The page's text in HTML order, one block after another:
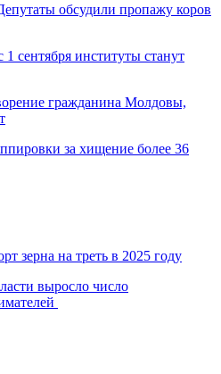
обсудили пропажу коров
сентября институты станут
гражданина Молдовы,
за хищение более 36
зерна на треть в 2025 году
выросло число